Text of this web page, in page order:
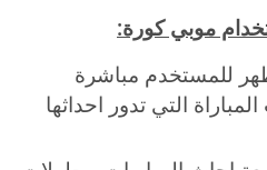
موبي كورة:
للمستخدم مباشرة
التي تدور احداثها